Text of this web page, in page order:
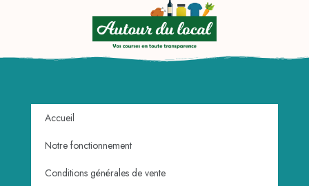
Accueil
Notre fonctionnement
Conditions générales de vente